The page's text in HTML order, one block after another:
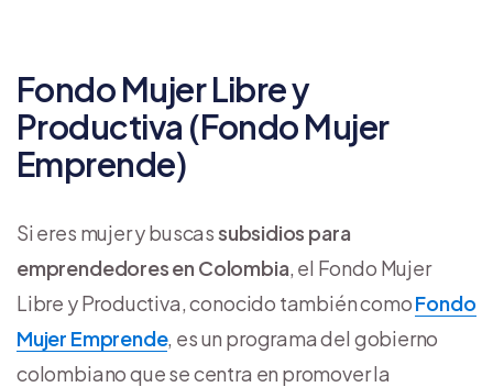
Fondo Mujer Libre y
Productiva (Fondo Mujer
Emprende)
Si eres mujer y buscassubsidios para
emprendedores en Colombia, el Fondo Mujer
Libre y Productiva, conocido también comoFondo
Mujer Emprende, es un programa del gobierno
colombiano que se centra en promover la